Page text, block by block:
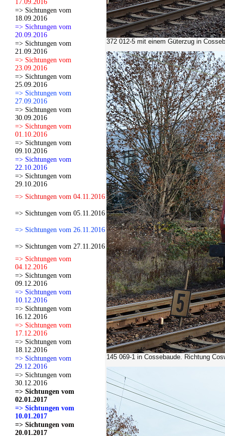
17.09.2016
=> Sichtungen vom
18.09.2016
=> Sichtungen vom
20.09.2016
=> Sichtungen vom
21.09.2016
=> Sichtungen vom
23.09.2016
=> Sichtungen vom
25.09.2016
=> Sichtungen vom
27.09.2016
=> Sichtungen vom
30.09.2016
=> Sichtungen vom
01.10.2016
=> Sichtungen vom
09.10.2016
=> Sichtungen vom
22.10.2016
=> Sichtungen vom
29.10.2016
=> Sichtungen vom 04.11.2016
=> Sichtungen vom 05.11.2016
=> Sichtungen vom 26.11.2016
=> Sichtungen vom 27.11.2016
=> Sichtungen vom
04.12.2016
=> Sichtungen vom
09.12.2016
=> Sichtungen vom
10.12.2016
=> Sichtungen vom
16.12.2016
=> Sichtungen vom
17.12.2016
=> Sichtungen vom
18.12.2016
=> Sichtungen vom
29.12.2016
=> Sichtungen vom
30.12.2016
=> Sichtungen vom
02.01.2017
=> Sichtungen vom
10.01.2017
=> Sichtungen vom
20.01.2017
372 012-5 mit einem Güterzug in
145 069-1 in Cossebaude. Richtung